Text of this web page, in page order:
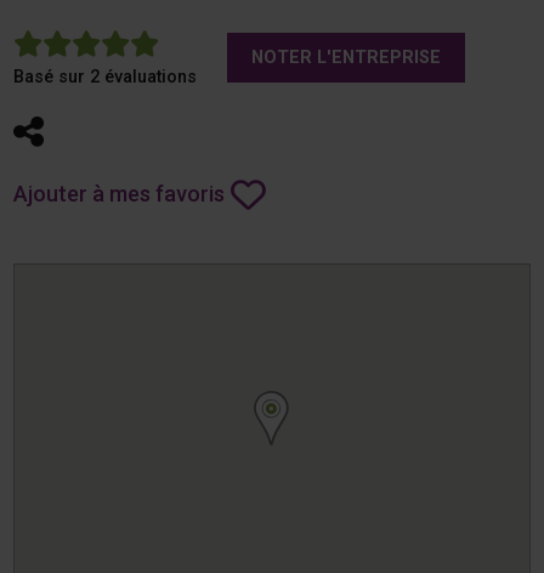
5
Basé sur 2 évaluations
NOTER L'ENTREPRISE
Partager
Ajouter à mes favoris